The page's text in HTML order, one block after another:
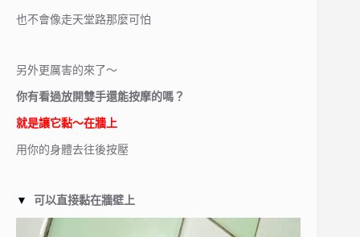
也不會像走天堂路那麼可怕
另外更厲害的來了～
你有看過放開雙手還能按摩的嗎？
就是讓它黏～在牆上
用你的身體去往後按壓
▼ 可以直接黏在牆壁上